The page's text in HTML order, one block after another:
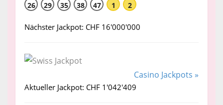
26 29 35 38 47 1 2
Nächster Jackpot: CHF 16'000'000
Casino Jackpots »
Aktueller Jackpot: CHF 1'042'409